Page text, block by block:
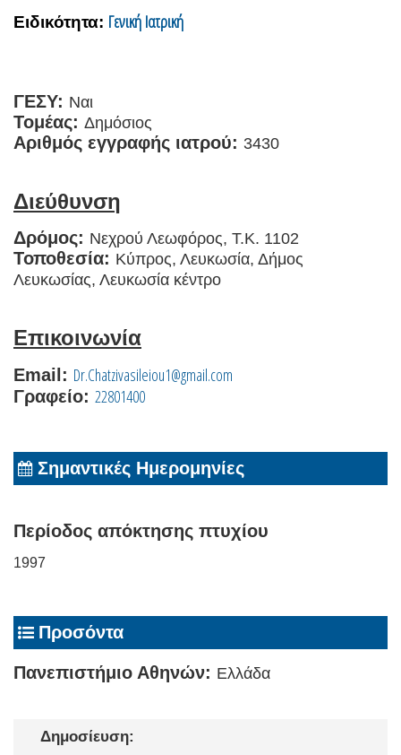
Ειδικότητα: Γενική Ιατρική
ΓΕΣΥ: Ναι
Τομέας: Δημόσιος
Αριθμός εγγραφής ιατρού: 3430
Διεύθυνση
Δρόμος: Νεχρού Λεωφόρος, T.K. 1102
Τοποθεσία: Κύπρος, Λευκωσία, Δήμος
Λευκωσίας, Λευκωσία κέντρο
Επικοινωνία
Email: Dr.Chatzivasileiou1@gmail.com
Γραφείο: 22801400
Σημαντικές Ημερομηνίες
Περίοδος απόκτησης πτυχίου
1997
Προσόντα
Πανεπιστήμιο Αθηνών: Ελλάδα
Δημοσίευση: